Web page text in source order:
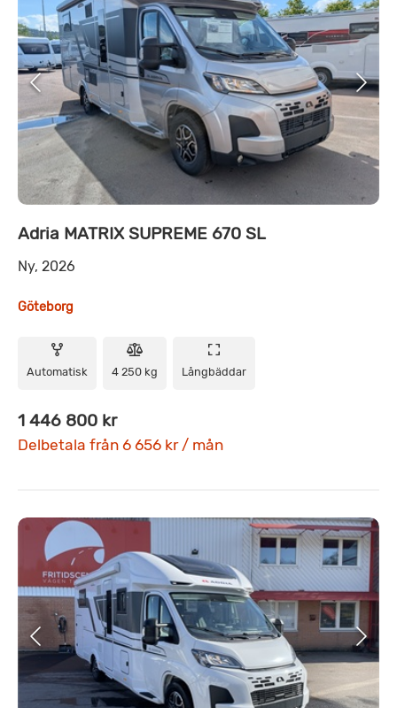
Adria MATRIX SUPREME 670 SL
Ny, 2026
Göteborg
Automatisk 4 250 kg Långbäddar
1 446 800 kr
Delbetala från 6 656 kr / mån